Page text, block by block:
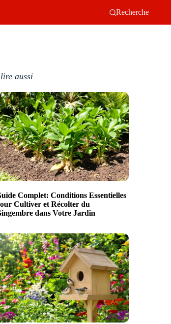
Recherche
aussi
Complet: Conditions Essentielles
Cultiver et Récolter du
dans Votre Jardin